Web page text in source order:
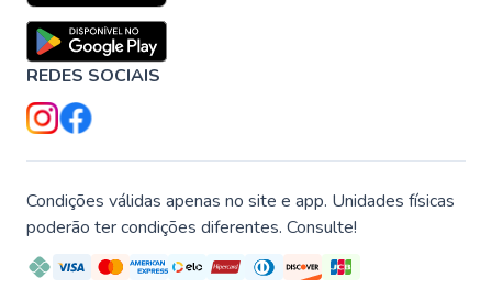
REDES SOCIAIS
Condições válidas apenas no site e app. Unidades físicas
poderão ter condições diferentes. Consulte!